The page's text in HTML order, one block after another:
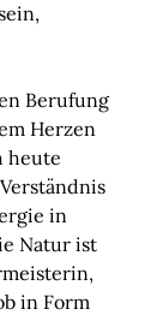
Berufung
Herzen
heute
in
Natur ist
in Form